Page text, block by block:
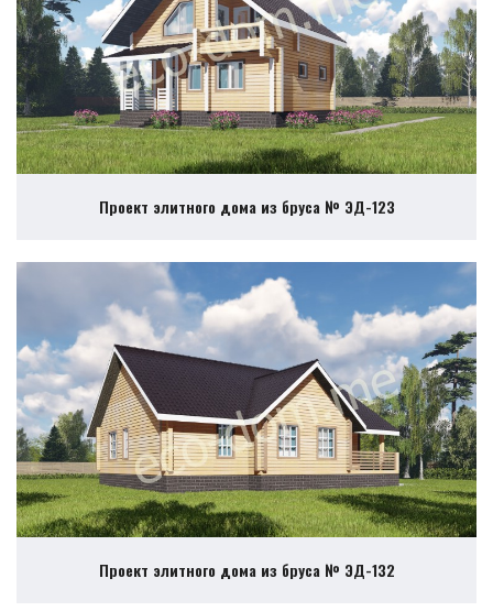
Проект элитного дома из бруса № ЭД-123
Проект элитного дома из бруса № ЭД-132